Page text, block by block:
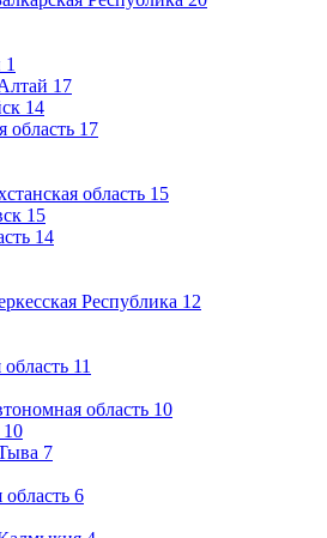
1
17
14
область 17
область 15
15
14
Республика 12
11
область 10
10
7
6